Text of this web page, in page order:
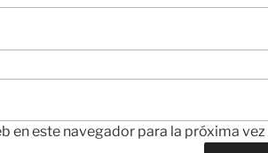
en este navegador para la próxima